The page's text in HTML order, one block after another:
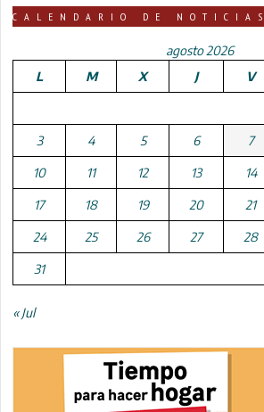
CALENDARIO DE NOTICIAS
agosto 2026
L
M X J V
3 4 5 6 7
10 11 12 13 14
17 18 19 20 21
24 25 26 27 28
31
« Jul